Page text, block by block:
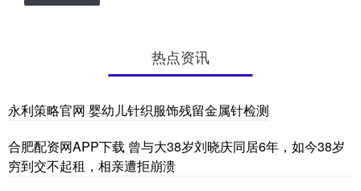
热点资讯
永利策略官网 婴幼儿针织服饰残留金属针检测
合肥配资网APP下载 曾与大38岁刘晓庆同居6年，如今38岁
穷到交不起租，相亲遭拒崩溃